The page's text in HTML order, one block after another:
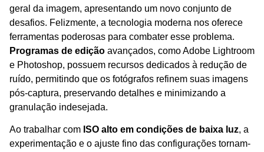
geral da imagem, apresentando um novo conjunto de
desafios. Felizmente, a tecnologia moderna nos oferece
ferramentas poderosas para combater esse problema.
Programas de edição avançados, como Adobe Lightroom
e Photoshop, possuem recursos dedicados à redução de
ruído, permitindo que os fotógrafos refinem suas imagens
pós-captura, preservando detalhes e minimizando a
granulação indesejada.
Ao trabalhar com ISO alto em condições de baixa luz, a
experimentação e o ajuste fino das configurações tornam-